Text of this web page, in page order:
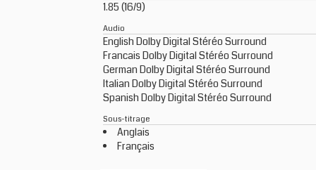
1.85 (16/9)
Audio
English Dolby Digital Stéréo Surround
Francais Dolby Digital Stéréo Surround
German Dolby Digital Stéréo Surround
Italian Dolby Digital Stéréo Surround
Spanish Dolby Digital Stéréo Surround
Sous-titrage
Anglais
Français